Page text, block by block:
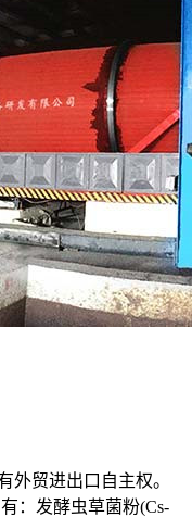
外贸进出口自主权。
：发酵虫草菌粉(Cs-